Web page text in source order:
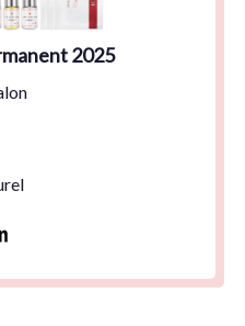
2025